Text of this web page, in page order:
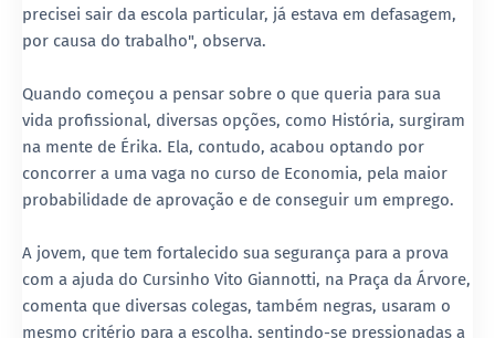
precisei sair da escola particular, já estava em defasagem,
por causa do trabalho", observa.
Quando começou a pensar sobre o que queria para sua
vida profissional, diversas opções, como História, surgiram
na mente de Érika. Ela, contudo, acabou optando por
concorrer a uma vaga no curso de Economia, pela maior
probabilidade de aprovação e de conseguir um emprego.
A jovem, que tem fortalecido sua segurança para a prova
com a ajuda do Cursinho Vito Giannotti, na Praça da Árvore,
comenta que diversas colegas, também negras, usaram o
mesmo critério para a escolha, sentindo-se pressionadas a